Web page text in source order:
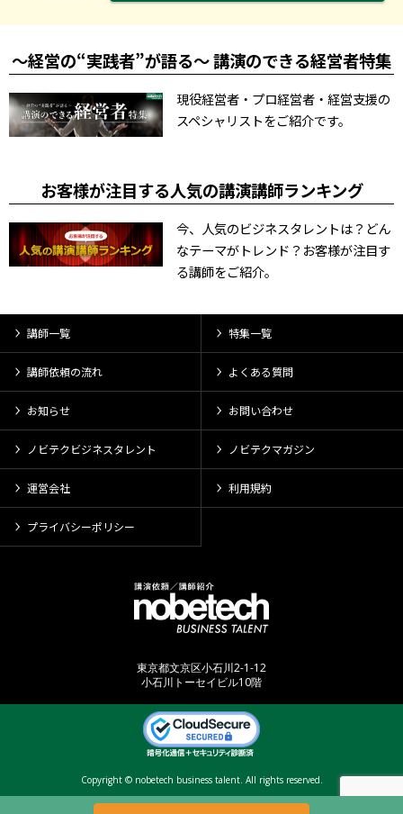
～経営の“実践者”が語る～ 講演のできる経営者特集
現役経営者・プロ経営者・経営支援の
スペシャリストをご紹介です。
お客様が注目する人気の講演講師ランキング
今、人気のビジネスタレントは？どん
なテーマがトレンド？お客様が注目す
る講師をご紹介。
講師一覧 特集一覧
講師依頼の流れ よくある質問
お知らせ お問い合わせ
ノビテクビジネスタレント ノビテクマガジン
運営会社 利用規約
プライバシーポリシー
東京都文京区小石川2-1-12
小石川トーセイビル10階
Copyright © nobetech business talent. All rights reserved.